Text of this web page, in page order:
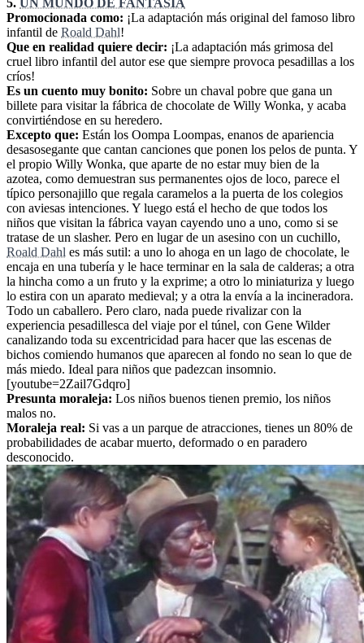
5. UN MUNDO DE FANTASÍA
Promocionada como: ¡La adaptación más original del famoso libro
infantil de Roald Dahl!
Que en realidad quiere decir: ¡La adaptación más grimosa del
cruel libro infantil del autor ese que siempre provoca pesadillas a los
críos!
Es un cuento muy bonito: Sobre un chaval pobre que gana un
billete para visitar la fábrica de chocolate de Willy Wonka, y acaba
convirtiéndose en su heredero.
Excepto que: Están los Oompa Loompas, enanos de apariencia
desasosegante que cantan canciones que ponen los pelos de punta. Y
el propio Willy Wonka, que aparte de no estar muy bien de la
azotea, como demuestran sus permanentes ojos de loco, parece el
típico personajillo que regala caramelos a la puerta de los colegios
con aviesas intenciones. Y luego está el hecho de que todos los
niños que visitan la fábrica vayan cayendo uno a uno, como si se
tratase de un slasher. Pero en lugar de un asesino con un cuchillo,
Roald Dahl es más sutil: a uno lo ahoga en un lago de chocolate, le
encaja en una tubería y le hace terminar en la sala de calderas; a otra
la hincha como a un fruto y la exprime; a otro lo miniaturiza y luego
lo estira con un aparato medieval; y a otra la envía a la incineradora.
Todo un caballero. Pero claro, nada puede rivalizar con la
experiencia pesadillesca del viaje por el túnel, con Gene Wilder
canalizando toda su excentricidad para hacer que las escenas de
bichos comiendo humanos que aparecen al fondo no sean lo que de
más miedo. Ideal para niños que padezcan insomnio.
[youtube=2Zail7Gdqro]
Presunta moraleja: Los niños buenos tienen premio, los niños
malos no.
Moraleja real: Si vas a un parque de atracciones, tienes un 80% de
probabilidades de acabar muerto, deformado o en paradero
desconocido.